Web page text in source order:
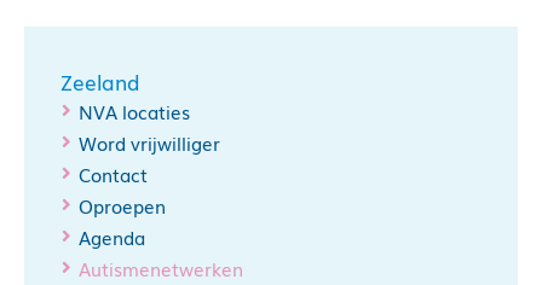
Zeeland
NVA locaties
Word vrijwilliger
Contact
Oproepen
Agenda
Autismenetwerken